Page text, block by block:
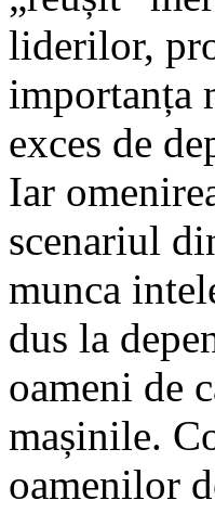
liderilor,
importanța
exces de
Iar
scenariul
munca
dus la
oameni de
mașinile.
oamenilor